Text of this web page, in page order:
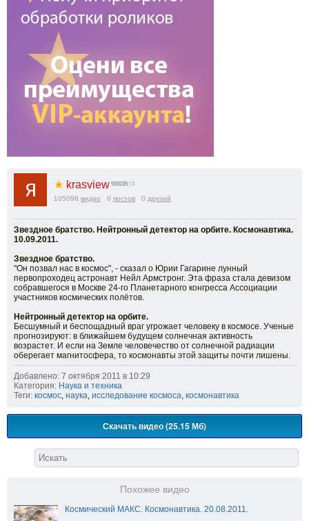
★ krasview 500235 | 0
105098 видео 0 постов 0 друзей
Звездное братство. Нейтронный детектор на орбите. Космонавтика.
10.09.2011.
Звездное братство.
"Он позвал нас в космос", - сказал о Юрии Гагарине лунный
первопроходец астронавт Нейл Армстронг. Эта фраза стала девизом
собравшегося в Москве 24-го Планетарного конгресса Ассоциации
участников космических полётов.
Нейтронный детектор на орбите.
Бесшумный и беспощадный враг угрожает человеку в космосе. Ученые
прогнозируют: в ближайшем будущем солнечная активность
возрастет. И если на Земле человечество от солнечной радиации
оберегает магнитосфера, то космонавты этой защиты почти лишены.
Добавлено: 7 октября 2011 в 10:29
Категория: Наука и техника
Теги: космос наука исследование космоса космонавтика
Скачать видео (25.15 Мб)
Похожее видео
Космический МАКС. Космонавтика. 20.08.2011.